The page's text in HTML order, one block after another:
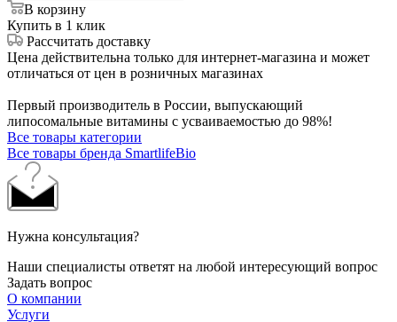
В корзину
Купить в 1 клик
Рассчитать доставку
Цена действительна только для интернет-магазина и может
отличаться от цен в розничных магазинах
Первый производитель в России, выпускающий
липосомальные витамины с усваиваемостью до 98%!
Все товары категории
Все товары бренда SmartlifeBio
Нужна консультация?
Наши специалисты ответят на любой интересующий вопрос
Задать вопрос
О компании
Услуги